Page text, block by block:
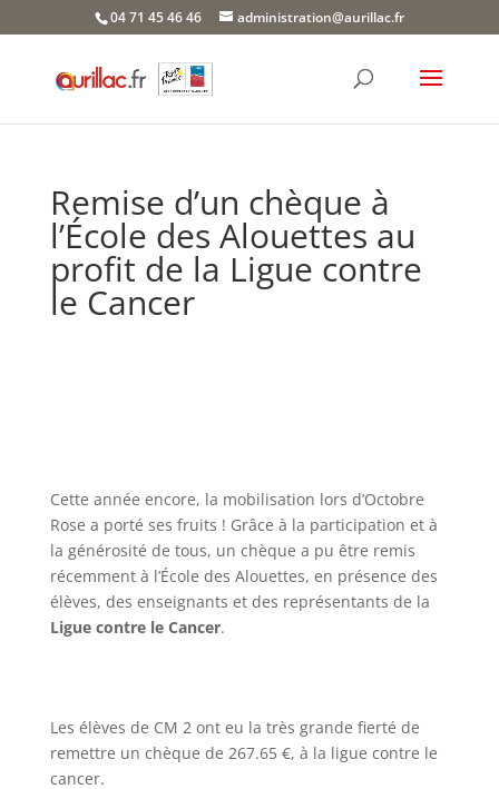
04 71 45 46 46 administration@aurillac.fr
Remise d’un chèque à
l’École des Alouettes au
profit de la Ligue contre
le Cancer
Cette année encore, la mobilisation lors d’Octobre
Rose a porté ses fruits ! Grâce à la participation et à
la générosité de tous, un chèque a pu être remis
récemment à l’École des Alouettes, en présence des
élèves, des enseignants et des représentants de la
Ligue contre le Cancer.
Les élèves de CM 2 ont eu la très grande fierté de
remettre un chèque de 267.65 €, à la ligue contre le
cancer.